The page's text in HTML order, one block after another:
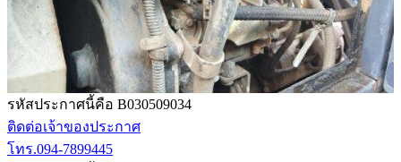
รหัสประกาศนี้คือ B030509034
ติดต่อเจ้าของประกาศ
โทร.094-7899445